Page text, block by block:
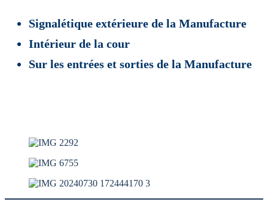
Signalétique extérieure de la Manufacture
Intérieur de la cour
Sur les entrées et sorties de la Manufacture